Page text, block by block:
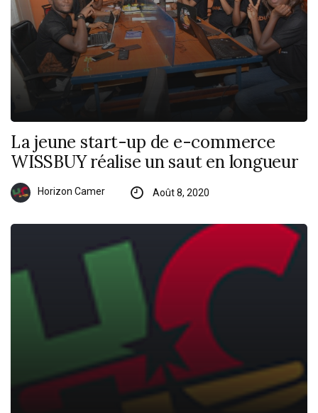
La jeune start-up de e-commerce
WISSBUY réalise un saut en longueur
Horizon Camer Août 8, 2020